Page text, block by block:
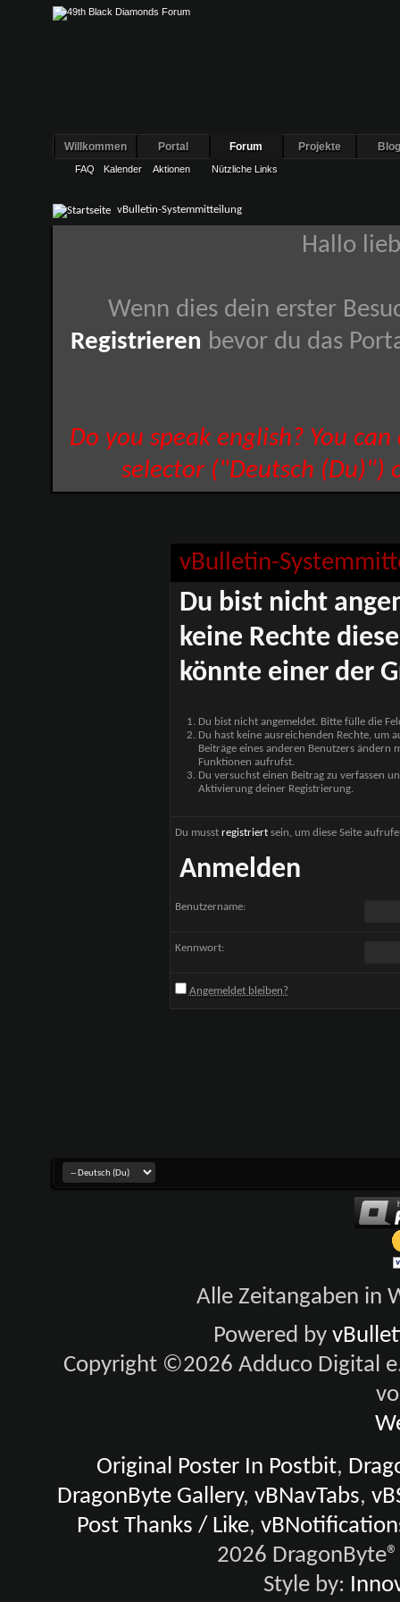
Willkommen Portal Forum
FAQ Kalender Aktionen Nützliche Links
Projekte
vBulletin-Systemmitteilung
Hallo
Wenn dies dein erster
Registrieren bevor du das
Do you speak english? You
selector ("Deutsch (Du)")
vBulletin-
Du bist nicht
keine Rechte
könnte einer der
Du bist nicht angemeldet. Bitte fülle die
Du hast keine ausreichenden Rechte, um
Beiträge eines anderen Benutzers
Funktionen aufrufst.
Du versuchst einen Beitrag zu verfassen
Aktivierung deiner Registrierung.
Du musst registriertsein, um diese Seite
Anmelden
Benutzername:
Kennwort:
Angemeldet bleiben?
Alle Zeitangaben in
Powered by
Copyright ©2026 Adduco Digital
Original Poster In Postbit,
DragonByte Gallery,vBNavTabs,
Post Thanks / Like,
2026
Style by: